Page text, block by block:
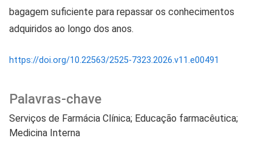
Palavras-chave
Serviços de Farmácia Clínica; Educação farmacêutica;
Medicina Interna
bagagem suficiente para repassar os conhecimentos
adquiridos ao longo dos anos.
https://doi.org/10.22563/2525-7323.2026.v11.e00491